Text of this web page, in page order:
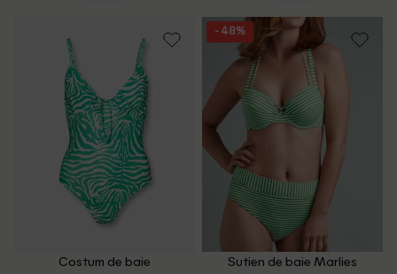
Costum de baie
- 48%
Sutien de baie Marlies